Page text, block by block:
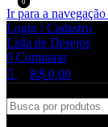
Ir para a navegação
Login / Cadastro
Lista de Desejos
0 Comparar
R$ 0,00
0
0